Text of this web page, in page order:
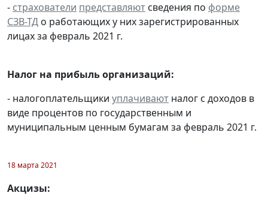
- страхователи представляют сведения по форме
СЗВ-ТД о работающих у них зарегистрированных
лицах за февраль 2021 г.
Налог на прибыль организаций:
- налогоплательщики уплачивают налог с доходов в
виде процентов по государственным и
муниципальным ценным бумагам за февраль 2021 г.
18 марта 2021
Акцизы: